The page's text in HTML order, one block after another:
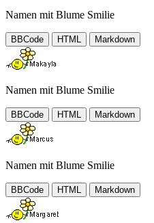
Namen mit Blume Smilie
BBCode HTML Markdown
Namen mit Blume Smilie
BBCode HTML Markdown
Namen mit Blume Smilie
BBCode HTML Markdown